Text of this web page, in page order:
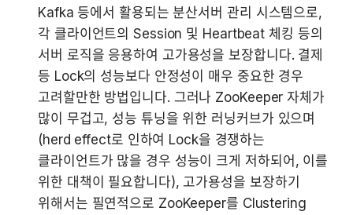
Kafka 등에서 활용되는 분산서버 관리 시스템으로,
각 클라이언트의 Session 및 Heartbeat 체킹 등의
서버 로직을 응용하여 고가용성을 보장합니다. 결제
등 Lock의 성능보다 안정성이 매우 중요한 경우
고려할만한 방법입니다. 그러나 ZooKeeper 자체가
많이 무겁고, 성능 튜닝을 위한 러닝커브가 있으며
(herd effect로 인하여 Lock을 경쟁하는
클라이언트가 많을 경우 성능이 크게 저하되어, 이를
위한 대책이 필요합니다), 고가용성을 보장하기
위해서는 필연적으로 ZooKeeper를 Clustering